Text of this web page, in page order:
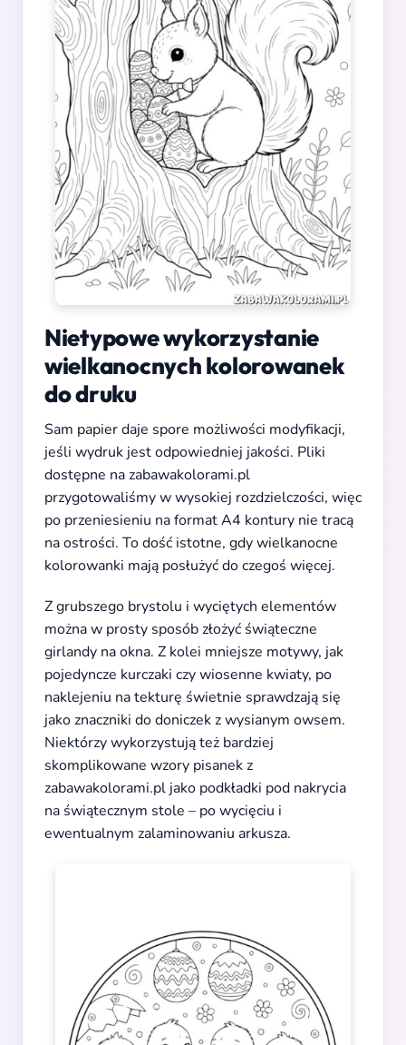
Nietypowe wykorzystanie
wielkanocnych kolorowanek
do druku
Sam papier daje spore możliwości modyfikacji,
jeśli wydruk jest odpowiedniej jakości. Pliki
dostępne na zabawakolorami.pl
przygotowaliśmy w wysokiej rozdzielczości, więc
po przeniesieniu na format A4 kontury nie tracą
na ostrości. To dość istotne, gdy wielkanocne
kolorowanki mają posłużyć do czegoś więcej.
Z grubszego brystolu i wyciętych elementów
można w prosty sposób złożyć świąteczne
girlandy na okna. Z kolei mniejsze motywy, jak
pojedyncze kurczaki czy wiosenne kwiaty, po
naklejeniu na tekturę świetnie sprawdzają się
jako znaczniki do doniczek z wysianym owsem.
Niektórzy wykorzystują też bardziej
skomplikowane wzory pisanek z
zabawakolorami.pl jako podkładki pod nakrycia
na świątecznym stole – po wycięciu i
ewentualnym zalaminowaniu arkusza.